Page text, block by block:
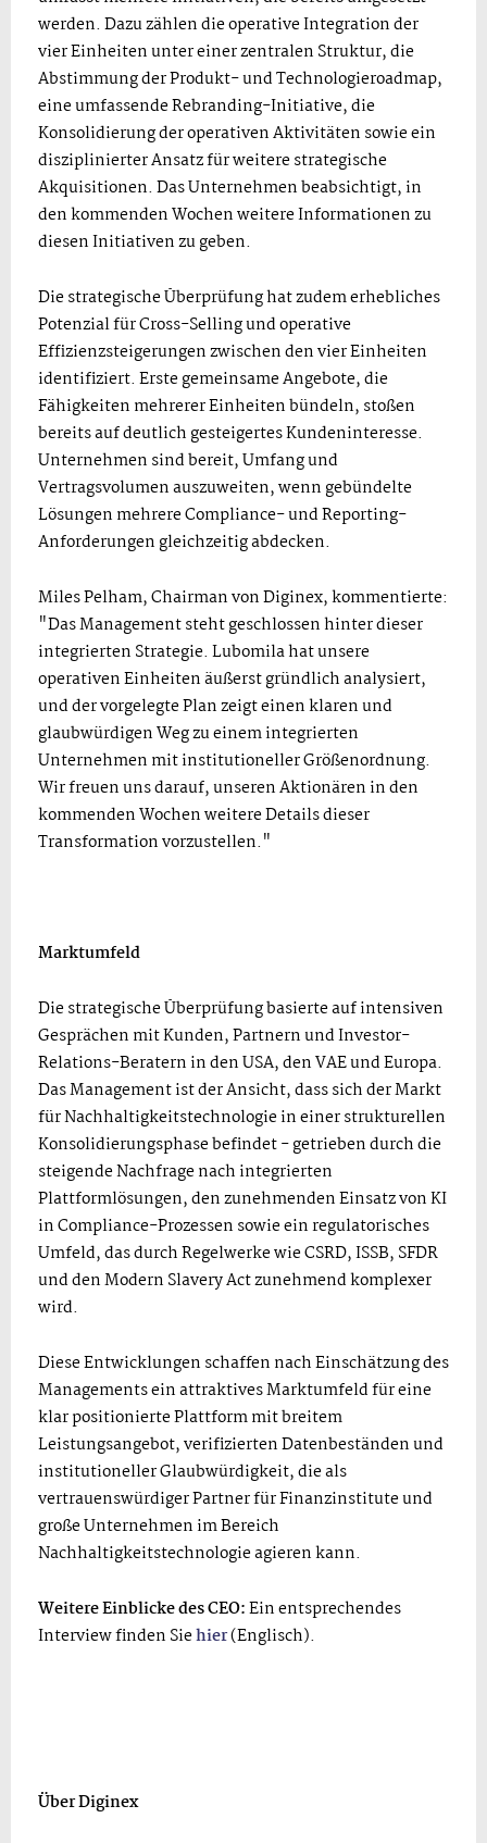
werden. Dazu zählen die operative Integration der
vier Einheiten unter einer zentralen Struktur, die
Abstimmung der Produkt- und Technologieroadmap,
eine umfassende Rebranding-Initiative, die
Konsolidierung der operativen Aktivitäten sowie ein
disziplinierter Ansatz für weitere strategische
Akquisitionen. Das Unternehmen beabsichtigt, in
den kommenden Wochen weitere Informationen zu
diesen Initiativen zu geben.
Die strategische Überprüfung hat zudem erhebliches
Potenzial für Cross-Selling und operative
Effizienzsteigerungen zwischen den vier Einheiten
identifiziert. Erste gemeinsame Angebote, die
Fähigkeiten mehrerer Einheiten bündeln, stoßen
bereits auf deutlich gesteigertes Kundeninteresse.
Unternehmen sind bereit, Umfang und
Vertragsvolumen auszuweiten, wenn gebündelte
Lösungen mehrere Compliance- und Reporting-
Anforderungen gleichzeitig abdecken.
Miles Pelham, Chairman von Diginex, kommentierte:
"Das Management steht geschlossen hinter dieser
integrierten Strategie. Lubomila hat unsere
operativen Einheiten äußerst gründlich analysiert,
und der vorgelegte Plan zeigt einen klaren und
glaubwürdigen Weg zu einem integrierten
Unternehmen mit institutioneller Größenordnung.
Wir freuen uns darauf, unseren Aktionären in den
kommenden Wochen weitere Details dieser
Transformation vorzustellen."
Marktumfeld
Die strategische Überprüfung basierte auf intensiven
Gesprächen mit Kunden, Partnern und Investor-
Relations-Beratern in den USA, den VAE und Europa.
Das Management ist der Ansicht, dass sich der Markt
für Nachhaltigkeitstechnologie in einer strukturellen
Konsolidierungsphase befindet - getrieben durch die
steigende Nachfrage nach integrierten
Plattformlösungen, den zunehmenden Einsatz von KI
in Compliance-Prozessen sowie ein regulatorisches
Umfeld, das durch Regelwerke wie CSRD, ISSB, SFDR
und den Modern Slavery Act zunehmend komplexer
wird.
Diese Entwicklungen schaffen nach Einschätzung des
Managements ein attraktives Marktumfeld für eine
klar positionierte Plattform mit breitem
Leistungsangebot, verifizierten Datenbeständen und
institutioneller Glaubwürdigkeit, die als
vertrauenswürdiger Partner für Finanzinstitute und
große Unternehmen im Bereich
Nachhaltigkeitstechnologie agieren kann.
Weitere Einblicke des CEO:Ein entsprechendes
Interview finden Siehier(Englisch).
Über Diginex